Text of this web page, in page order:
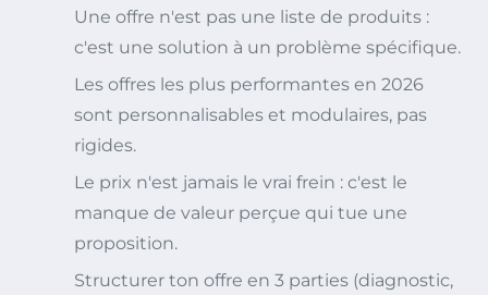
Une offre n'est pas une liste de produits :
c'est une solution à un problème spécifique.
Les offres les plus performantes en 2026
sont personnalisables et modulaires, pas
rigides.
Le prix n'est jamais le vrai frein : c'est le
manque de valeur perçue qui tue une
proposition.
Structurer ton offre en 3 parties (diagnostic,